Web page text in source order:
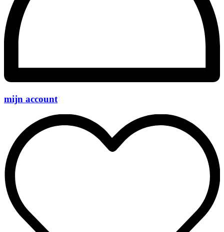
mijn account